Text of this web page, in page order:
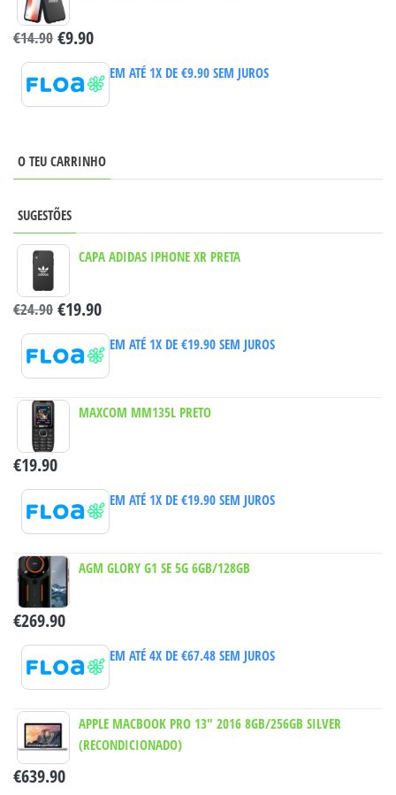
€14.90 €9.90
EM ATÉ 1X DE €9.90SEM JUROS
O TEU CARRINHO
SUGESTÕES
CAPA ADIDAS IPHONE XR PRETA
€24.90 €19.90
EM ATÉ 1X DE €19.90SEM JUROS
MAXCOM MM135L PRETO
€19.90
EM ATÉ 1X DE €19.90SEM JUROS
AGM GLORY G1 SE 5G 6GB/128GB
€269.90
EM ATÉ 4X DE €67.48SEM JUROS
APPLE MACBOOK PRO 13" 2016 8GB/256GB SILVER
(RECONDICIONADO)
€639.90